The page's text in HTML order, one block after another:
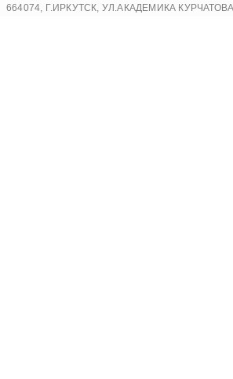
Перейти
664074, Г.ИРКУТСК, УЛ.АКАДЕМИКА